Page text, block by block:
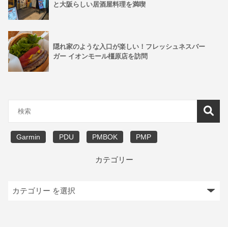
と大阪らしい居酒屋料理を満喫
隠れ家のような入口が楽しい！フレッシュネスバー
ガー イオンモール橿原店を訪問
Garmin PDU PMBOK PMP
カテゴリー